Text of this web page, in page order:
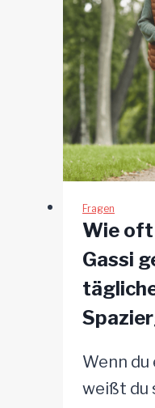
Fragen
Wie oft
Gassi
Wenn du
weißt du